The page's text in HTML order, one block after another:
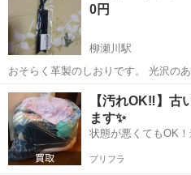
は、...
0円
柳瀬川駅
おそらく革製のしおりです。 光沢の
自宅にて保存しておりました。 大きさは本体の四角い部分 約100㎜
×25㎜ リボンの部分は根元から 約80
埼玉 新座市 柳瀬川駅 美
【汚れOK‼️】古
ます✨
状態が悪くてもOK
プリフラ